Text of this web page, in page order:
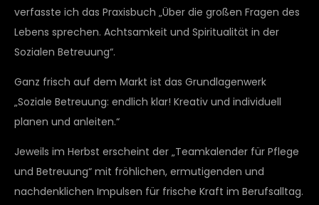
verfasste ich das Praxisbuch „Über die großen Fragen des
Lebens sprechen. Achtsamkeit und Spiritualität in der
Sozialen Betreuung“.
Ganz frisch auf dem Markt ist das Grundlagenwerk
„Soziale Betreuung: endlich klar! Kreativ und individuell
planen und anleiten.“
Jeweils im Herbst erscheint der „Teamkalender für Pflege
und Betreuung“ mit fröhlichen, ermutigenden und
nachdenklichen Impulsen für frische Kraft im Berufsalltag.